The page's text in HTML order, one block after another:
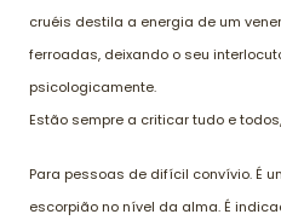
cruéis destila a energia de um
ferroadas, deixando o seu
psicologicamente.
Estão sempre a criticar tudo e
Para pessoas de difícil convívio. É
escorpião no nível da alma. É